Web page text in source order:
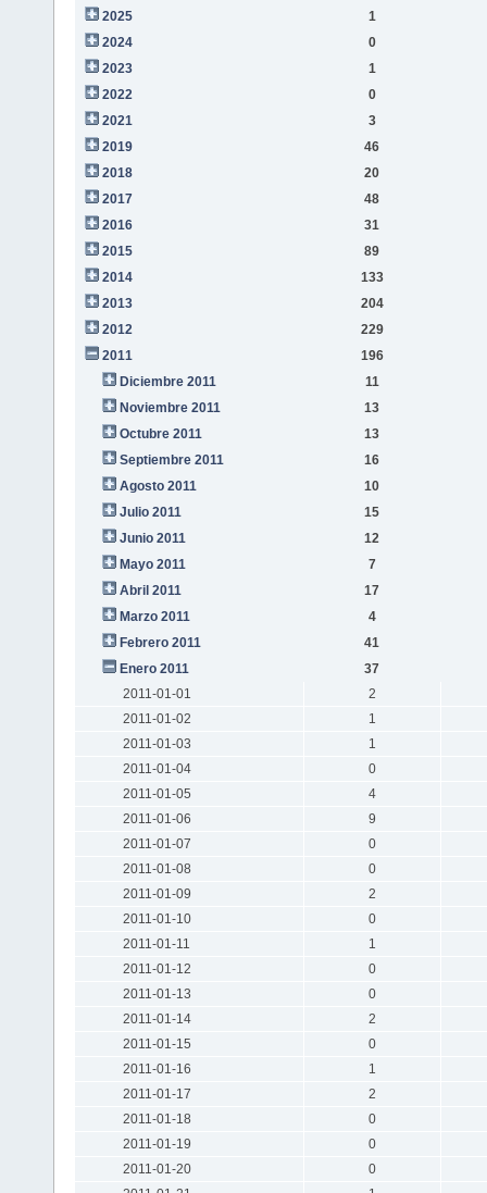
2025
1
2024
0
2023
1
2022
0
2021
3
2019
46
2018
20
2017
48
2016
31
2015
89
2014
133
2013
204
2012
229
2011
196
Diciembre 2011
11
Noviembre 2011
13
Octubre 2011
13
Septiembre 2011
16
Agosto 2011
10
Julio 2011
15
Junio 2011
12
Mayo 2011
7
Abril 2011
17
Marzo 2011
4
Febrero 2011
41
Enero 2011
37
2011-01-01
2
2011-01-02
1
2011-01-03
1
2011-01-04
0
2011-01-05
4
2011-01-06
9
2011-01-07
0
2011-01-08
0
2011-01-09
2
2011-01-10
0
2011-01-11
1
2011-01-12
0
2011-01-13
0
2011-01-14
2
2011-01-15
0
2011-01-16
1
2011-01-17
2
2011-01-18
0
2011-01-19
0
2011-01-20
0